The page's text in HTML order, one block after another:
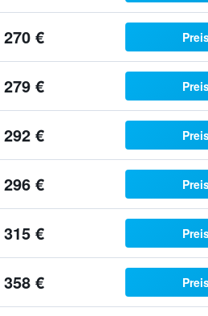
270 €
279 €
292 €
296 €
315 €
358 €